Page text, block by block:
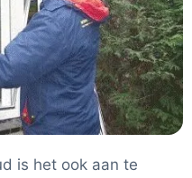
is het ook aan te